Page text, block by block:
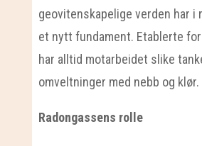
geovitenskapelige verden har i
et nytt fundament. Etablerte
har alltid motarbeidet slike
omveltninger med nebb og klør.
Radongassens rolle